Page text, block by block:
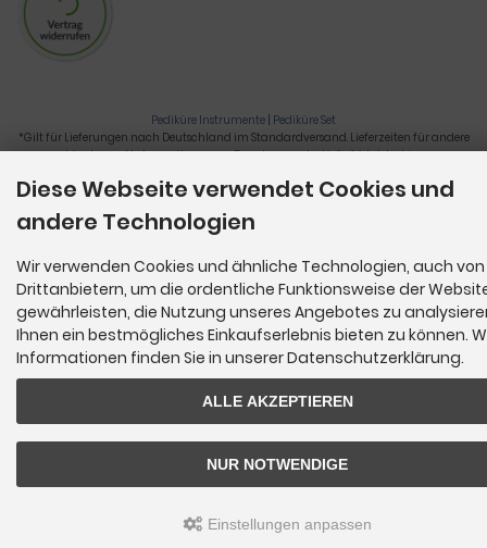
Pediküre Instrumente | Pediküre Set
*Gilt für Lieferungen nach Deutschland im Standardversand. Lieferzeiten für andere
Länder und Informationen zur Berechnung der Lieferfrist siehehier.
Nagelzange, Podologie, Pediküre, Fußpflegegeräte, Nagelfräser © 2026
Diese Webseite verwendet Cookies und
andere Technologien
Wir verwenden Cookies und ähnliche Technologien, auch von
Drittanbietern, um die ordentliche Funktionsweise der
gewährleisten, die Nutzung unseres Angebotes zu
Ihnen ein bestmögliches Einkaufserlebnis bieten zu können.
Informationen finden Sie in unserer Datenschutzerklärung.
ALLE AKZEPTIEREN
NUR NOTWENDIGE
Einstellungen anpassen